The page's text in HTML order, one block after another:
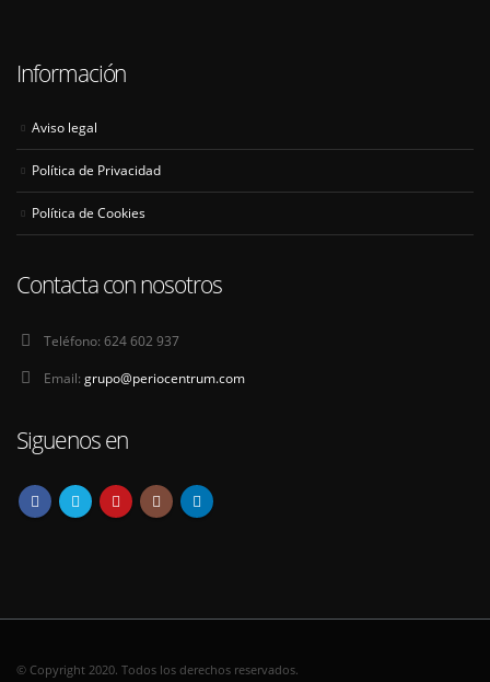
Información
Aviso legal
Política de Privacidad
Política de Cookies
Contacta con nosotros
Teléfono: 624 602 937
Email: grupo@periocentrum.com
Siguenos en
© Copyright 2020. Todos los derechos reservados.